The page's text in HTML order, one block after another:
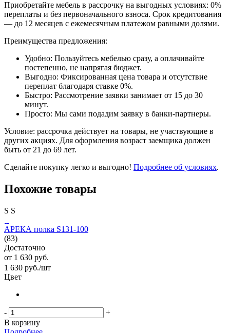
Приобретайте мебель в рассрочку на выгодных условиях: 0%
переплаты и без первоначального взноса. Срок кредитования
— до 12 месяцев с ежемесячным платежом равными долями.
Преимущества предложения:
Удобно: Пользуйтесь мебелью сразу, а оплачивайте
постепенно, не напрягая бюджет.
Выгодно: Фиксированная цена товара и отсутствие
переплат благодаря ставке 0%.
Быстро: Рассмотрение заявки занимает от 15 до 30
минут.
Просто: Мы сами подадим заявку в банки-партнеры.
Условие: рассрочка действует на товары, не участвующие в
других акциях. Для оформления возраст заемщика должен
быть от 21 до 69 лет.
Сделайте покупку легко и выгодно! Подробнее об условиях.
Похожие товары
S S
АРЕКА полка S131-100
(83)
Достаточно
от 1 630 руб.
1 630 руб./шт
Цвет
-
+
В корзину